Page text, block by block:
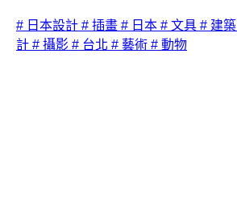
# 日本設計 # 插畫 # 日本 # 文具 # 建築
計 # 攝影 # 台北 # 藝術 # 動物